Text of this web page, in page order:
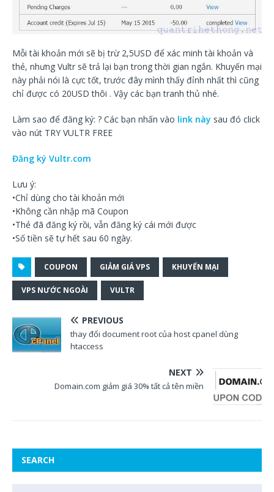
Mỗi tài khoản mới sẽ bị trừ 2,5USD để xác minh tài khoản và
thẻ, nhưng Vultr sẽ trả lại bạn trong thời gian ngắn. Khuyến mại
này phải nói là cực tốt, trước đây mình thấy đỉnh nhất thì cũng
chỉ được có 20USD thôi . Vậy các bạn tranh thủ nhé.
Làm sao để đăng ký: ? Các bạn nhấn vào link này sau đó click
vào nút TRY VULTR FREE
Đăng ký Vultr.com
Lưu ý:
•Chỉ dùng cho tài khoản mới
•Không cần nhập mã Coupon
•Thẻ đã đăng ký rồi, vẫn đăng ký cái mới được
•Số tiền sẽ tự hết sau 60 ngày.
COUPON GIẢM GIÁ VPS KHUYẾN MẠI
VPS NƯỚC NGOÀI VULTR
PREVIOUS
thay đổi document root của host cpanel dùng
htaccess
NEXT
Domain.com giảm giá 30% tất cả tên miền
SEARCH